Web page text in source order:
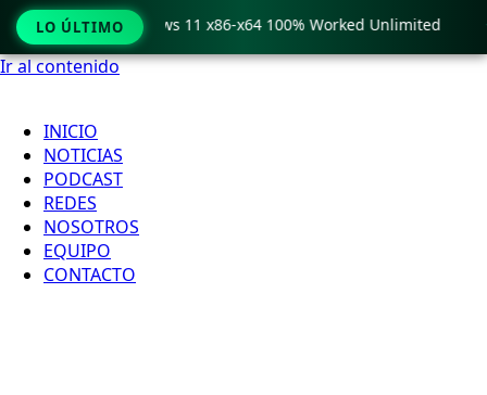
Ir al contenido
INICIO
NOTICIAS
PODCAST
REDES
NOSOTROS
EQUIPO
CONTACTO
LO ÚLTIMO
Crack only Windows 11 x86-x64 100% Worked Unlimited